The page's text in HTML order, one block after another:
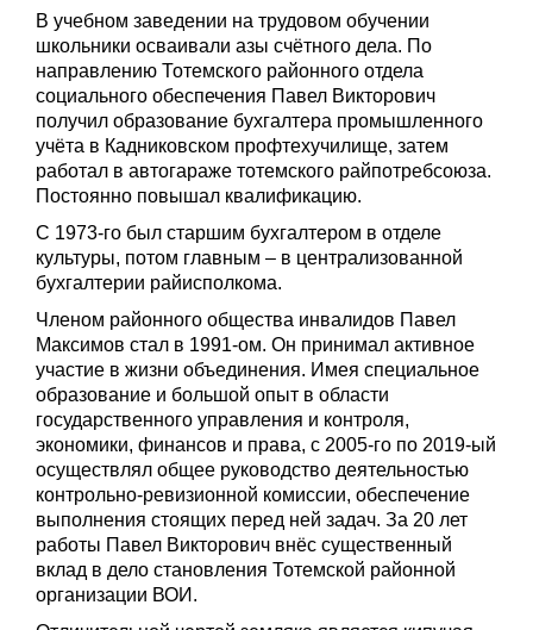
В учебном заведении на трудовом обучении
школьники осваивали азы счётного дела. По
направлению Тотемского районного отдела
социального обеспечения Павел Викторович
получил образование бухгалтера промышленного
учёта в Кадниковском профтехучилище, затем
работал в автогараже тотемского райпотребсоюза.
Постоянно повышал квалификацию.
С 1973-го был старшим бухгалтером в отделе
культуры, потом главным – в централизованной
бухгалтерии райисполкома.
Членом районного общества инвалидов Павел
Максимов стал в 1991-ом. Он принимал активное
участие в жизни объединения. Имея специальное
образование и большой опыт в области
государственного управления и контроля,
экономики, финансов и права, с 2005-го по 2019-ый
осуществлял общее руководство деятельностью
контрольно-ревизионной комиссии, обеспечение
выполнения стоящих перед ней задач. За 20 лет
работы Павел Викторович внёс существенный
вклад в дело становления Тотемской районной
организации ВОИ.